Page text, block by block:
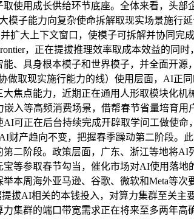
使用成长供给环节底座。全体来看，头
模子能力向复杂使命拆解取现实场景施行
并扩大上下文窗口，使模子可拆解并协同
，正在提拔推理效率取成本效益的同
、具身根本模子和世界模子，并全面开
做取现实施行能力的线）使用层面，AI正
焦点能力，近期正在通用人形取模块化
入等高频消费场景，借帮春节省量培育
可正在后台持续完成开辟取学问工做使
财产趋向不变，把握春季躁动第二阶段。
二阶段。政策层面，广东、浙江等地将
等参取春节勾当，催化市场对AI使用落
本周海外亚马逊、谷歌、微软和Meta等
拔AI相关的本钱投入，对算力集群至关主
力集群的端口带宽需求正在将来至多两年